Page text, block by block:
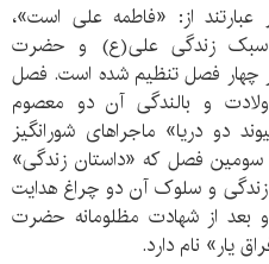
عبارتند از: «فاطمه علی است»،
سبک زندگی علی(ع) و حضرت
چهار فصل تنظیم شده است. فصل
و بالندگی آن دو معصوم
دو دریا» ماجراهای شورانگیز
سومین فصل که «داستان زندگی»
زندگی و سلوک آن دو چراغ هدایت
از شهادت مظلومانه حضرت
یار» نام دارد.